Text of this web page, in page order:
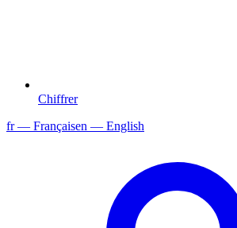
Chiffrer
fr— Françaisen — English